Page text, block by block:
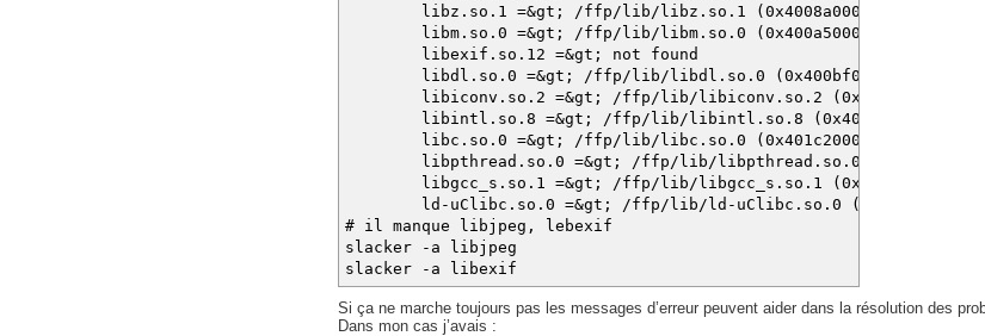
libz.so.1 =&gt; /ffp/lib/libz.so.1 (0x4008a000)
libm.so.0 =&gt; /ffp/lib/libm.so.0 (0x400a5000)
libexif.so.12 =&gt; not found
libdl.so.0 =&gt; /ffp/lib/libdl.so.0 (0x400bf000)
libiconv.so.2 =&gt; /ffp/lib/libiconv.so.2 (0x400ca000)
libintl.so.8 =&gt; /ffp/lib/libintl.so.8 (0x401b2000)
libc.so.0 =&gt; /ffp/lib/libc.so.0 (0x401c2000)
libpthread.so.0 =&gt; /ffp/lib/libpthread.so.0 (0x40227000)
libgcc_s.so.1 =&gt; /ffp/lib/libgcc_s.so.1 (0x40243000)
ld-uClibc.so.0 =&gt; /ffp/lib/ld-uClibc.so.0 (0x40000000)
# il manque libjpeg, lebexif
slacker -a libjpeg
slacker -a libexif
Si ça ne marche toujours pas les messages d’erreur peuvent aider dans la résolution des
Dans mon cas j’avais :